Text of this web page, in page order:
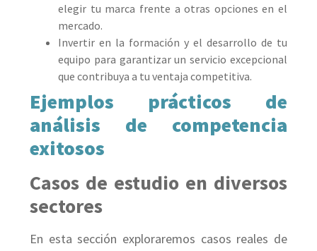
elegir tu marca frente a otras opciones en el
mercado.
Invertir en la formación y el desarrollo de tu
equipo para garantizar un servicio excepcional
que contribuya a tu ventaja competitiva.
Ejemplos prácticos de
análisis de competencia
exitosos
Casos de estudio en diversos
sectores
En esta sección exploraremos casos reales de